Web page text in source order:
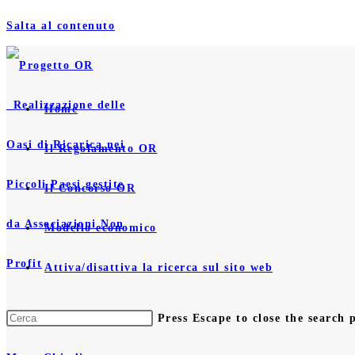
Salta al contenuto
Home
Il Regolamento OR
Il Concorso OR
Modello economico
Attiva/disattiva la ricerca sul sito web
Press Escape to close the search